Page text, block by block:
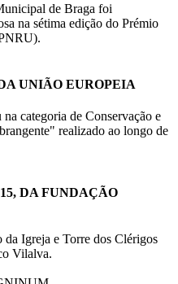
de Braga foi
na sétima edição do Prémio
UNIÃO EUROPEIA
categoria de Conservação e
realizado ao longo de
DA FUNDAÇÃO
da Igreja e Torre dos Clérigos
Vilalva.